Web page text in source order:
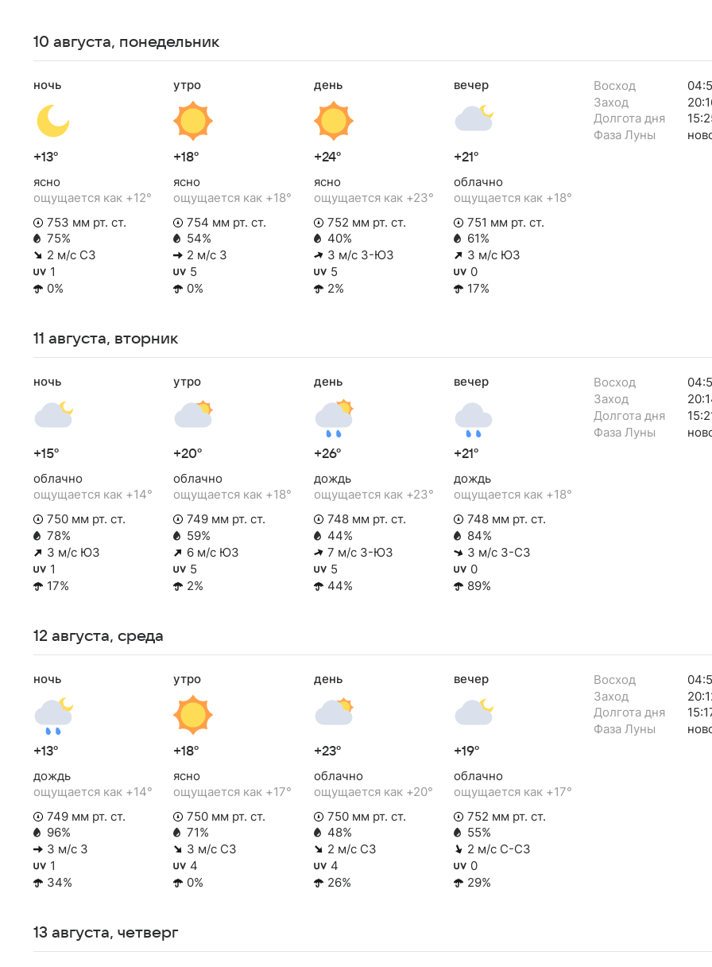
10 августа, понедельник
ночь
+13°
ясно
ощущается как +12°
753 мм рт. ст.
75%
2 м/с СЗ
1
0%
утро
+18°
ясно
ощущается как +18°
754 мм рт. ст.
54%
2 м/с З
5
0%
день
+24°
ясно
ощущается как +23°
752 мм рт. ст.
40%
3 м/с З-ЮЗ
5
2%
вечер
+21°
облачно
ощущается как +18°
751 мм рт. ст.
61%
3 м/с ЮЗ
0
17%
Восход
Заход
Долгота дня
Фаза Луны
11 августа, вторник
ночь
+15°
облачно
ощущается как +14°
750 мм рт. ст.
78%
3 м/с ЮЗ
1
17%
утро
+20°
облачно
ощущается как +18°
749 мм рт. ст.
59%
6 м/с ЮЗ
5
2%
день
+26°
дождь
ощущается как +23°
748 мм рт. ст.
44%
7 м/с З-ЮЗ
5
44%
вечер
+21°
дождь
ощущается как +18°
748 мм рт. ст.
84%
3 м/с З-СЗ
0
89%
Восход
Заход
Долгота дня
Фаза Луны
12 августа, среда
ночь
+13°
дождь
ощущается как +14°
749 мм рт. ст.
96%
3 м/с З
1
34%
утро
+18°
ясно
ощущается как +17°
750 мм рт. ст.
71%
3 м/с СЗ
4
0%
день
+23°
облачно
ощущается как +20°
750 мм рт. ст.
48%
2 м/с СЗ
4
26%
вечер
+19°
облачно
ощущается как +17°
752 мм рт. ст.
55%
2 м/с С-СЗ
0
29%
Восход
Заход
Долгота дня
Фаза Луны
13 августа, четверг